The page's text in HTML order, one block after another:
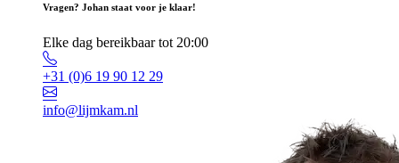
Vragen? Johan staat voor je klaar!
Elke dag bereikbaar tot 20:00
+31 (0)6 19 90 12 29
info@lijmkam.nl